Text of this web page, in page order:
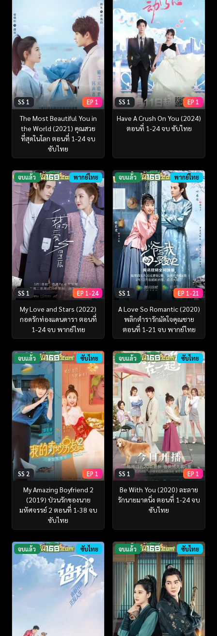
SS 1 EP 1
The Most Beautiful You in
the World (2021) คุณสวย
ที่สุดในโลก ตอนที่ 1-24 จบ
ซับไทย
SS 1 EP 1
Have A Crush On You (2024)
ตอนที่ 1-24 จบ ซับไทย
จบแล้ว พากย์ไทย
SS 1 EP 1-24
My Love and Stars (2022)
กอดรักท่องแดนดารา ตอนที่
1-24 จบ พากย์ไทย
จบแล้ว พากย์ไทย
SS 1 EP 1-21
A Love So Romantic (2020)
พลิกตำรารักมัดใจคุณชาย
ตอนที่ 1-21 จบ พากย์ไทย
จบแล้ว ซับไทย
SS 2 EP 1
My Amazing Boyfriend 2
(2019) ป่วนรักของนาย
มหัศจรรย์ 2 ตอนที่ 1-38 จบ
ซับไทย
จบแล้ว ซับไทย
SS 1 EP 1
Be With You (2020) ละลาย
รักนายมาดนิ่ง ตอนที่ 1-24 จบ
ซับไทย
จบแล้ว ซับไทย จบแล้ว ซับไทย